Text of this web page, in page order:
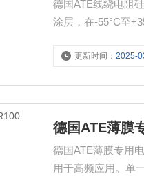
德国ATE线绕电阻
涂层，在-55°C至
焊接结构终端到终
更新时间：2025-
德国ATE薄膜
德国ATE薄膜专用
用于高频应用。单